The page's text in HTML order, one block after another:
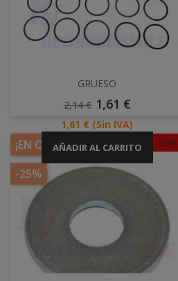
GRUESO
Precio
2,14 € Precio
1,61 €
Precio
1,61 € (Sin IVA)
AÑADIR AL CARRITO -25%
¡EN OFERTA!
-25%